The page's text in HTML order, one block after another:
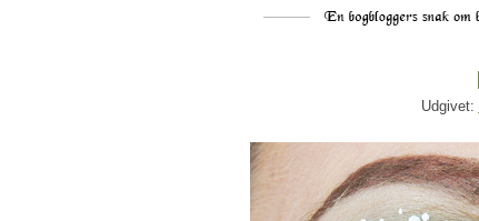
Udgivet: